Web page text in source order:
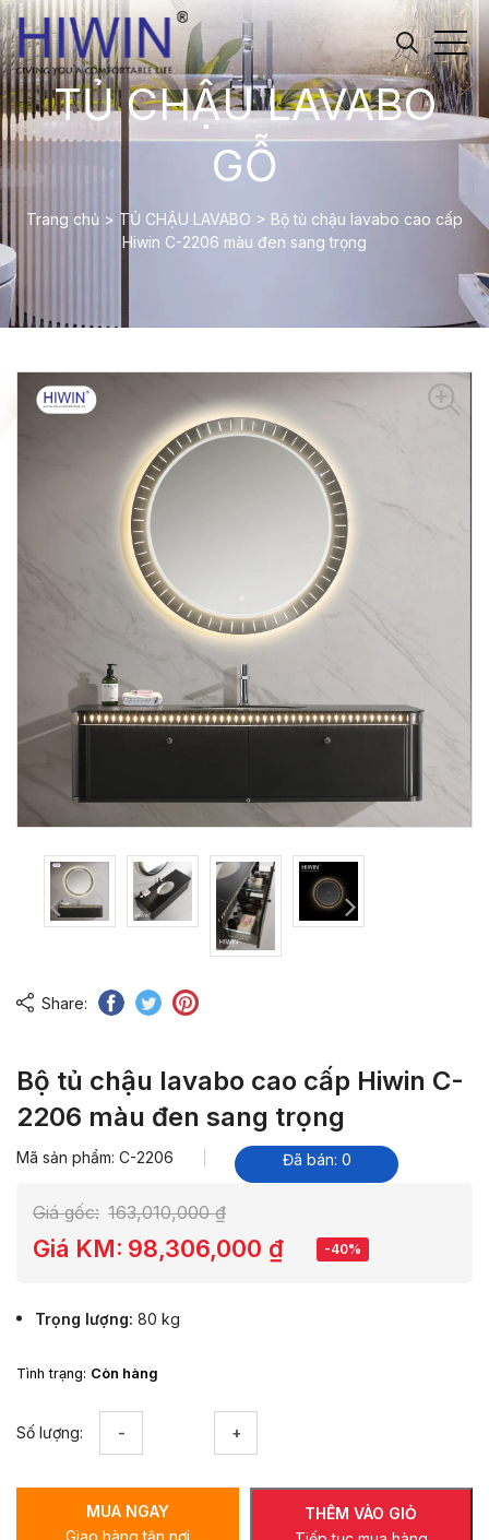
TỦ CHẬU LAVABO
GỖ
Trang chủ > TỦ CHẬU LAVABO > Bộ tủ chậu lavabo cao cấp
Hiwin C-2206 màu đen sang trọng
Share:
Bộ tủ chậu lavabo cao cấp Hiwin C-
2206 màu đen sang trọng
Mã sản phẩm: C-2206 Đã bán: 0
Giá gốc: 163,010,000₫
Giá KM: 98,306,000 ₫ -40%
Trọng lượng 80 kg
Tình trạng: Còn hàng
Số lượng:
lavabo
cao
cấp
THÊM VÀO GIỎ
MUA NGAY
Giao hàng tận nơi